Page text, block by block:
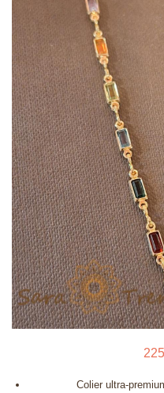
Bijuterii pentru barbati
Inele
Lanturi
Bratari
Talismane
Verighete
Bijuterii din argint placate
24K
Colier ultra-